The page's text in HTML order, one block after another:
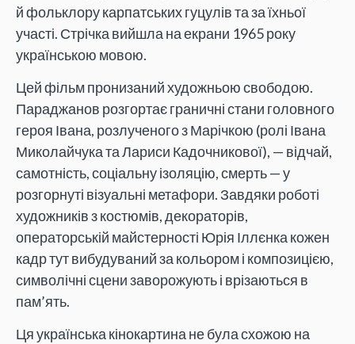
й фольклору карпатських гуцулів та за їхньої
участі. Стрічка вийшла на екрани 1965 року
українською мовою.
Цей фільм пронизаний художньою свободою.
Параджанов розгортає граничні стани головного
героя Івана, розлученого з Марічкою (ролі Івана
Миколайчука та Лариси Кадочникової), — відчай,
самотність, соціальну ізоляцію, смерть — у
розгорнуті візуальні метафори. Завдяки роботі
художників з костюмів, декораторів,
операторській майстерності Юрія Іллєнка кожен
кадр тут вибудуваний за кольором і композицією,
символічні сцени заворожують і врізаються в
пам’ять.
Ця українська кінокартина не була схожою на